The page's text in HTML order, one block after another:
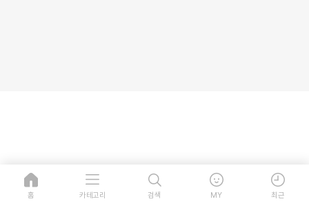
홈 카테고리 검색 MY 최근